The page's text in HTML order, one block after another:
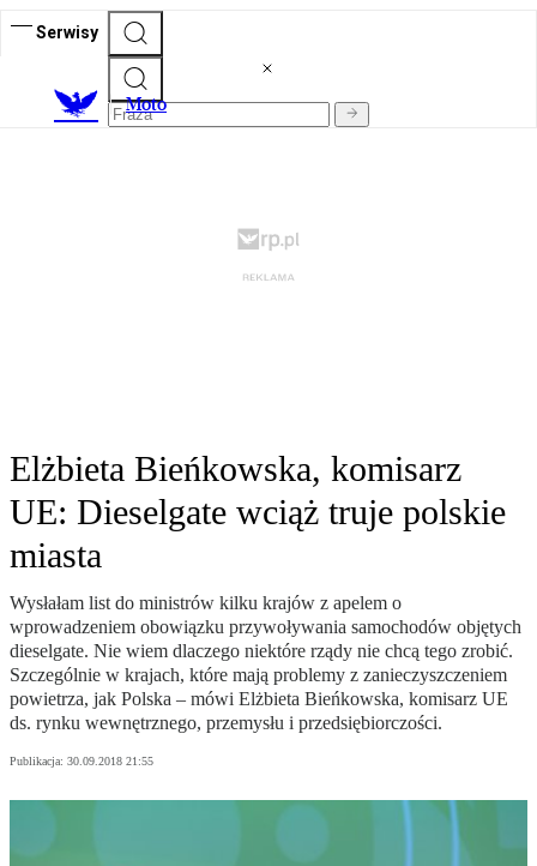
Serwisy
Moto
Elżbieta Bieńkowska, komisarz
UE: Dieselgate wciąż truje polskie
miasta
Wysłałam list do ministrów kilku krajów z apelem o
wprowadzeniem obowiązku przywoływania samochodów objętych
dieselgate. Nie wiem dlaczego niektóre rządy nie chcą tego zrobić.
Szczególnie w krajach, które mają problemy z zanieczyszczeniem
powietrza, jak Polska – mówi Elżbieta Bieńkowska, komisarz UE
ds. rynku wewnętrznego, przemysłu i przedsiębiorczości.
Publikacja: 30.09.2018 21:55